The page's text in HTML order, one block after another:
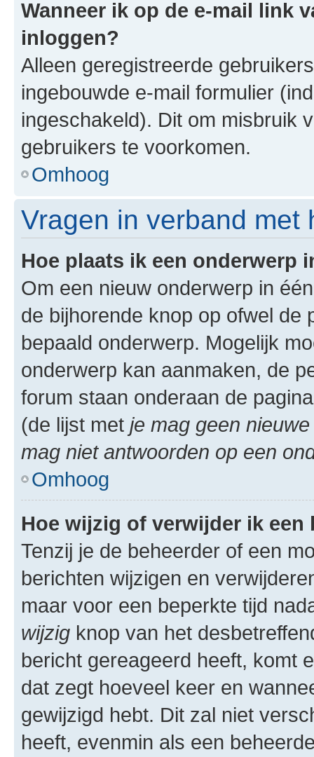
Wanneer ik op de e-mail link
inloggen?
Alleen geregistreerde
ingebouwde e-mail formulier
ingeschakeld). Dit om misbruik
gebruikers te voorkomen.
Omhoog
Vragen in verband met
Hoe plaats ik een onderwerp
Om een nieuw onderwerp in
de bijhorende knop op ofwel de
bepaald onderwerp. Mogelijk
onderwerp kan aanmaken, de
forum staan onderaan de
(de lijst met je mag geen
mag niet antwoorden op een
Omhoog
Hoe wijzig of verwijder ik een
Tenzij je de beheerder of een
berichten wijzigen en
maar voor een beperkte tijd
wijzig knop van het
bericht gereageerd heeft, komt
dat zegt hoeveel keer en
gewijzigd hebt. Dit zal niet
heeft, evenmin als een